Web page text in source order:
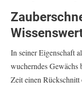
In seiner Eigenschaft
wucherndes Gewächs
Zeit einen